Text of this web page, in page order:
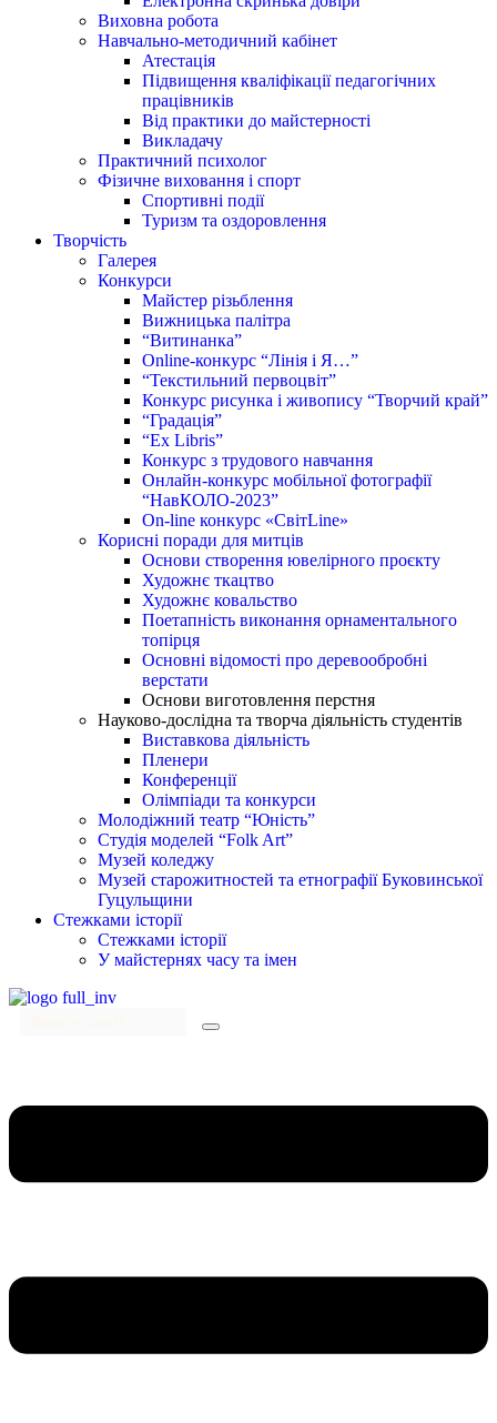
Виховна робота
Навчально-методичний кабінет
Атестація
Підвищення кваліфікації педагогічних
працівників
Від практики до майстерності
Викладачу
Практичний психолог
Фізичне виховання і спорт
Спортивні події
Туризм та оздоровлення
Творчість
Галерея
Конкурси
Майстер різьблення
Вижницька палітра
“Витинанка”
Online-конкурс “Лінія і Я…”
“Текстильний первоцвіт”
Конкурс рисунка і живопису “Творчий край”
“Градація”
“Ex Libris”
Конкурс з трудового навчання
Онлайн-конкурс мобільної фотографії
“НавКОЛО-2023”
On-line конкурс «СвітLine»
Корисні поради для митців
Основи створення ювелірного проєкту
Художнє ткацтво
Художнє ковальство
Поетапність виконання орнаментального
топірця
Основні відомості про деревообробні
верстати
Основи виготовлення перстня
Науково-дослідна та творча діяльність студентів
Виставкова діяльність
Пленери
Конференції
Олімпіади та конкурси
Молодіжний театр “Юність”
Студія моделей “Folk Art”
Музей коледжу
Музей старожитностей та етнографії Буковинської
Гуцульщини
Стежками історії
Стежками історії
У майстернях часу та імен